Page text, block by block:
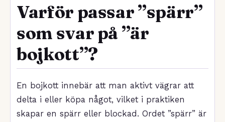
Varför passar ”spärr”
som svar på ”är
bojkott”?
En bojkott innebär att man aktivt vägrar att
delta i eller köpa något, vilket i praktiken
skapar en spärr eller blockad. Ordet ”spärr” är